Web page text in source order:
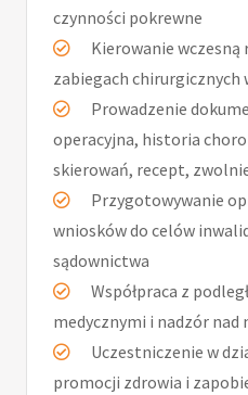
czynności pokrewne
Kierowanie
zabiegach chirurgicznych
Prowadzenie
operacyjna, historia
skierowań, recept,
Przygotowywanie
wniosków do celów
sądownictwa
Współpraca z
medycznymi i nadzór nad
Uczestniczenie w
promocji zdrowia i